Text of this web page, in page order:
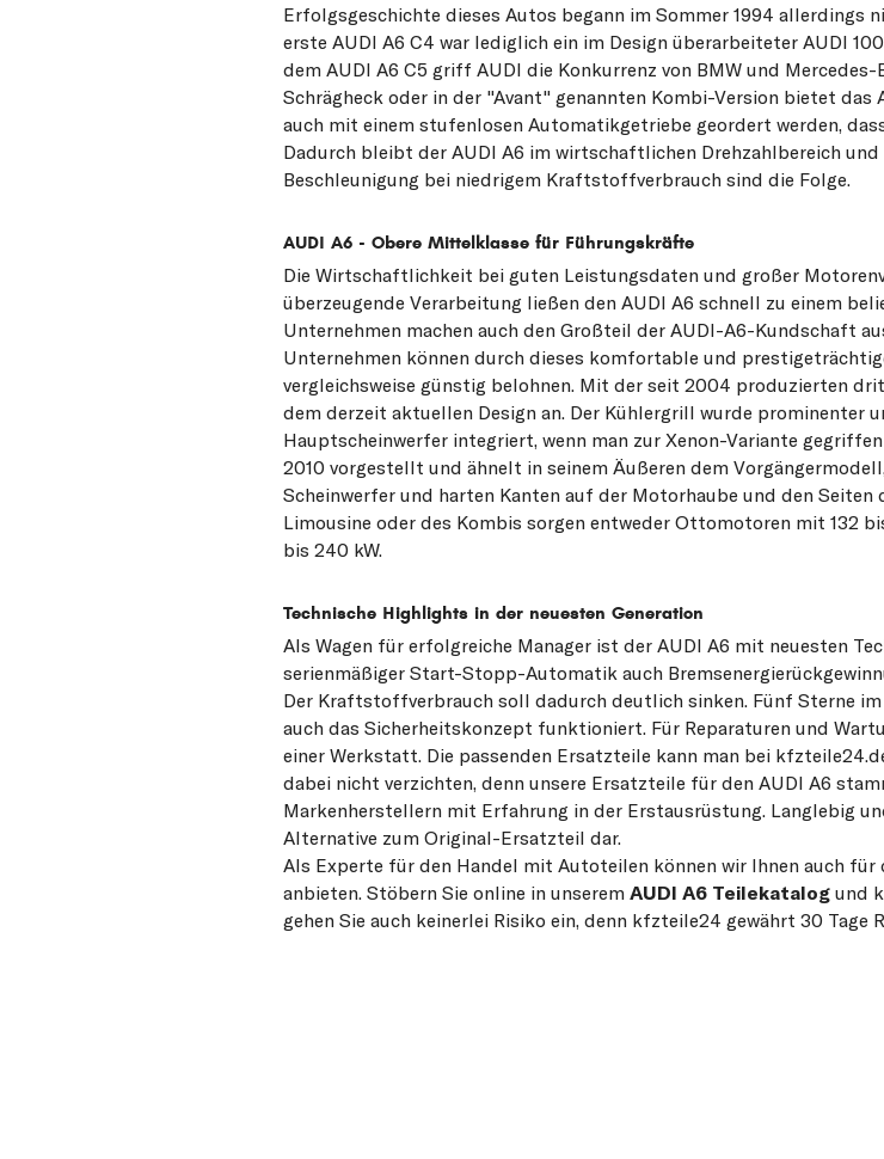
Erfolgsgeschichte dieses Autos begann im Sommer 1994 allerdings
erste AUDI A6 C4 war lediglich ein im Design überarbeiteter AUDI
dem AUDI A6 C5 griff AUDI die Konkurrenz von BMW und
Schrägheck oder in der "Avant" genannten Kombi-Version bietet das
auch mit einem stufenlosen Automatikgetriebe geordert werden,
Dadurch bleibt der AUDI A6 im wirtschaftlichen Drehzahlbereich
Beschleunigung bei niedrigem Kraftstoffverbrauch sind die Folge.
AUDI A6 - Obere Mittelklasse für Führungskräfte
Die Wirtschaftlichkeit bei guten Leistungsdaten und großer
überzeugende Verarbeitung ließen den AUDI A6 schnell zu einem
Unternehmen machen auch den Großteil der AUDI-A6-Kundschaft
Unternehmen können durch dieses komfortable und
vergleichsweise günstig belohnen. Mit der seit 2004 produzierten
dem derzeit aktuellen Design an. Der Kühlergrill wurde prominenter
Hauptscheinwerfer integriert, wenn man zur Xenon-Variante
2010 vorgestellt und ähnelt in seinem Äußeren dem
Scheinwerfer und harten Kanten auf der Motorhaube und den
Limousine oder des Kombis sorgen entweder Ottomotoren mit 132
bis 240 kW.
Technische Highlights in der neuesten Generation
Als Wagen für erfolgreiche Manager ist der AUDI A6 mit neuesten
serienmäßiger Start-Stopp-Automatik auch
Der Kraftstoffverbrauch soll dadurch deutlich sinken. Fünf Sterne im
auch das Sicherheitskonzept funktioniert. Für Reparaturen und
einer Werkstatt. Die passenden Ersatzteile kann man bei
dabei nicht verzichten, denn unsere Ersatzteile für den AUDI A6
Markenherstellern mit Erfahrung in der Erstausrüstung. Langlebig
Alternative zum Original-Ersatzteil dar.
Als Experte für den Handel mit Autoteilen können wir Ihnen auch
anbieten. Stöbern Sie online in unserem AUDI A6 Teilekatalog und
gehen Sie auch keinerlei Risiko ein, denn kfzteile24 gewährt 30 Tage